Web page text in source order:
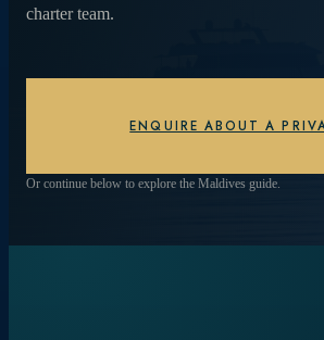
charter team.
ENQUIRE ABOUT A
Or continue below to explore the Maldives guide.